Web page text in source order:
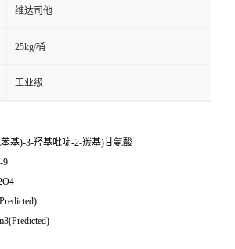
维达司他
25kg/桶
工业级
基)-3-羟基吡啶-2-羰基)甘氨酸
9